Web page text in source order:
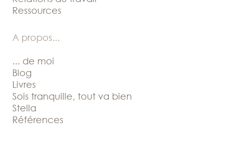
Ressources
A propos...
... de moi
Blog
Livres
Sois tranquille, tout va bien
Stella
Références